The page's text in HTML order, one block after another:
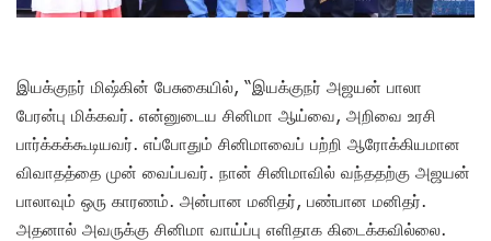
இயக்குநர் மிஷ்கின் பேசுகையில், “இயக்குநர் அஜயன் பாலா
பேரன்பு மிக்கவர். என்னுடைய சினிமா ஆய்வை, அறிவை உரசி
பார்க்கக்கூடியவர். எப்போதும் சினிமாவைப் பற்றி ஆரோக்கியமான
விவாதத்தை முன் வைப்பவர்.‌ நான் சினிமாவில் வந்ததற்கு அஜயன்
பாலாவும் ஒரு காரணம். அன்பான மனிதர், பண்பான மனிதர்.
அதனால் அவருக்கு சினிமா வாய்ப்பு எளிதாக கிடைக்கவில்லை.